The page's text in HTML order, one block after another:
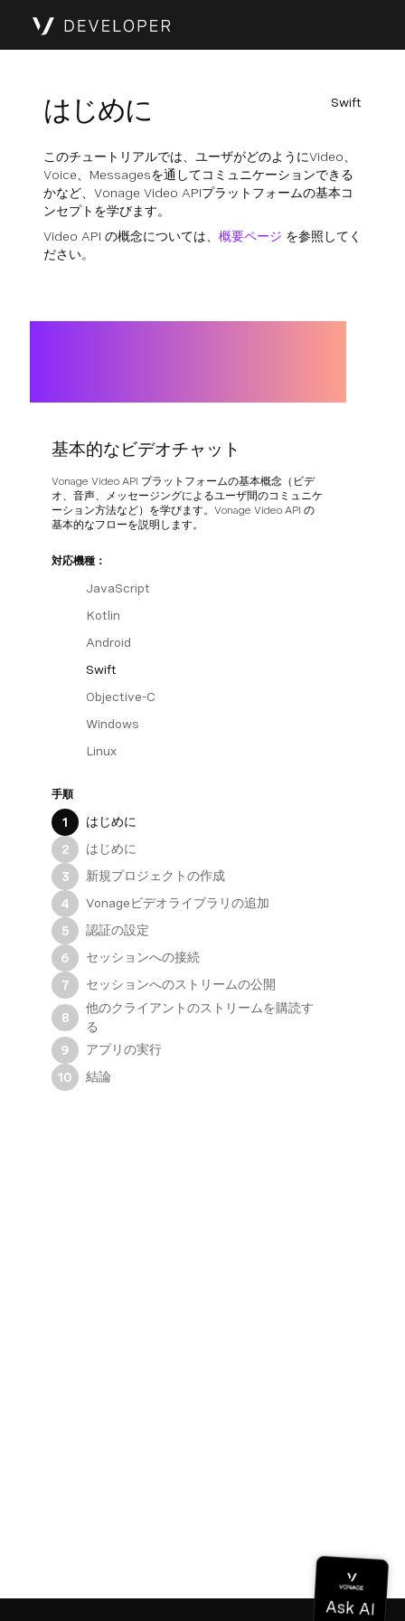
Swift
はじめに
このチュートリアルでは、ユーザがどのようにVideo、
Voice、Messagesを通してコミュニケーションできる
かなど、Vonage Video APIプラットフォームの基本コ
ンセプトを学びます。
Video API の概念については、 概要ページ を参照してく
ださい。
基本的なビデオチャット
Vonage Video API プラットフォームの基本概念（ビデ
オ、音声、メッセージングによるユーザ間のコミュニケ
ーション方法など）を学びます。Vonage Video API の
基本的なフローを説明します。
対応機種：
JavaScript
Kotlin
Android
Swift
Objective-C
Windows
Linux
手順
1
はじめに
2
はじめに
3
新規プロジェクトの作成
4
Vonageビデオライブラリの追加
5
認証の設定
6
セッションへの接続
7
セッションへのストリームの公開
8
他のクライアントのストリームを購読す
る
9
アプリの実行
10
結論